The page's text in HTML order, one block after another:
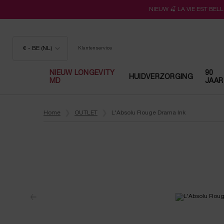
NIEUW 🍒 LA VIE EST
€ - BE (NL) Klantenservice
NIEUW LONGEVITY
MD
HUIDVERZORGING
90
JAAR
Home OUTLET L'Absolu Rouge Drama Ink